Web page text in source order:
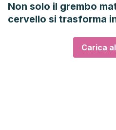
Non solo il grembo
cervello si trasforma
Carica